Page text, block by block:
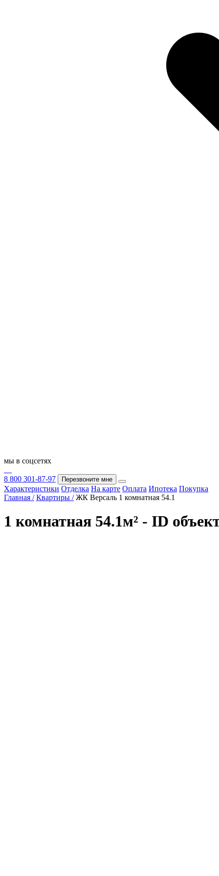
мы в соцсетях
8 800 301-87-97 Перезвоните мне
Характеристики Отделка На карте Оплата Ипотека Покупка
Главная / Квартиры / ЖК Версаль 1 комнатная 54.1
1 комнатная 54.1м² - ID